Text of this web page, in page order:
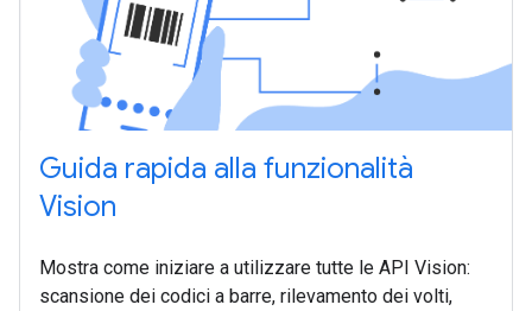
Guida rapida alla funzionalità
Vision
Mostra come iniziare a utilizzare tutte le API Vision:
scansione dei codici a barre, rilevamento dei volti,